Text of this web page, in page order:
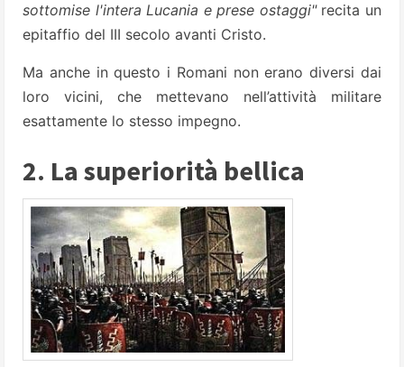
sottomise l'intera Lucania e prese ostaggi"recita un
epitaffio del III secolo avanti Cristo.
Ma anche in questo i Romani non erano diversi dai
loro vicini, che mettevano nell’attività militare
esattamente lo stesso impegno.
2. La superiorità bellica